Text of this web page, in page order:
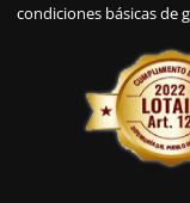
condiciones básicas de